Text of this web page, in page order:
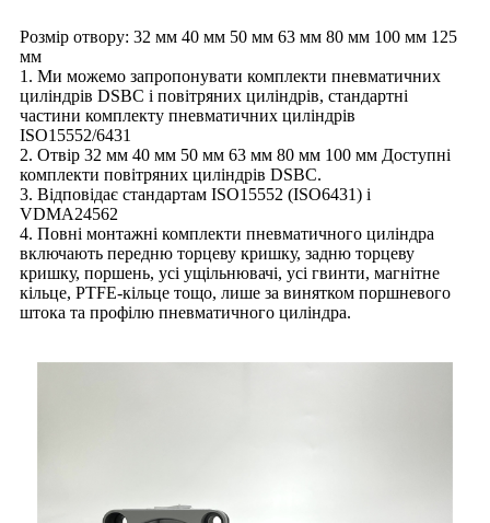
Розмір отвору: 32 мм 40 мм 50 мм 63 мм 80 мм 100 мм 125
мм
1. Ми можемо запропонувати комплекти пневматичних
циліндрів DSBC і повітряних циліндрів, стандартні
частини комплекту пневматичних циліндрів
ISO15552/6431
2. Отвір 32 мм 40 мм 50 мм 63 мм 80 мм 100 мм Доступні
комплекти повітряних циліндрів DSBC.
3. Відповідає стандартам ISO15552 (ISO6431) і
VDMA24562
4. Повні монтажні комплекти пневматичного циліндра
включають передню торцеву кришку, задню торцеву
кришку, поршень, усі ущільнювачі, усі гвинти, магнітне
кільце, PTFE-кільце тощо, лише за винятком поршневого
штока та профілю пневматичного циліндра.